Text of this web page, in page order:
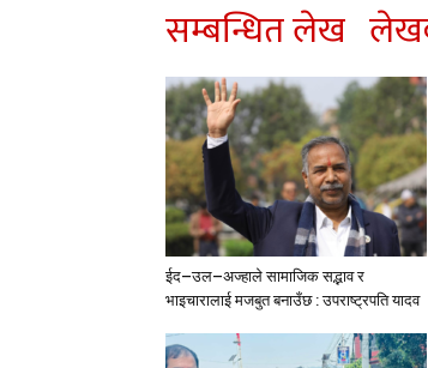
सम्बन्धित लेख
ईद–उल–अज्हाले सामाजिक सद्भाव र
भाइचारालाई मजबुत बनाउँछ : उपराष्ट्रपति यादव